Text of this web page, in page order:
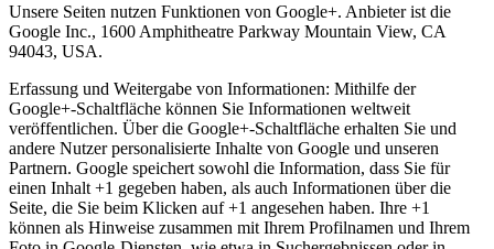
Unsere Seiten nutzen Funktionen von Google+. Anbieter ist die
Google Inc., 1600 Amphitheatre Parkway Mountain View, CA
94043, USA.
Erfassung und Weitergabe von Informationen: Mithilfe der
Google+-Schaltfläche können Sie Informationen weltweit
veröffentlichen. Über die Google+-Schaltfläche erhalten Sie und
andere Nutzer personalisierte Inhalte von Google und unseren
Partnern. Google speichert sowohl die Information, dass Sie für
einen Inhalt +1 gegeben haben, als auch Informationen über die
Seite, die Sie beim Klicken auf +1 angesehen haben. Ihre +1
können als Hinweise zusammen mit Ihrem Profilnamen und Ihrem